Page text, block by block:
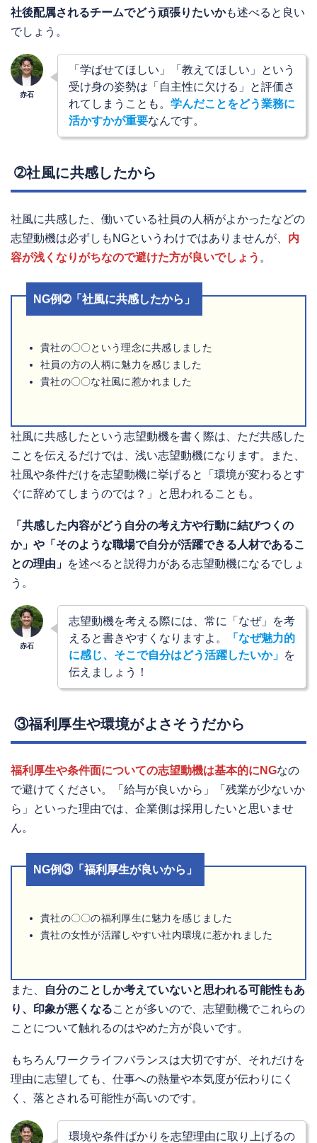
社後配属されるチームでどう頑張りたいかも述べると良い
でしょう。
「学ばせてほしい」「教えてほしい」という
受け身の姿勢は「自主性に欠ける」と評価さ
れてしまうことも。 学んだことをどう業務に
活かすかが重要なんです。
➁社風に共感したから
社風に共感した、働いている社員の人柄がよかったなどの
志望動機は必ずしもNGというわけではありませんが、 内
容が浅くなりがちなので避けた方が良いでしょう 。
NG例➁「社風に共感したから」
貴社の〇〇という理念に共感しました
社員の方の人柄に魅力を感じました
貴社の〇〇な社風に惹かれました
社風に共感したという志望動機を書く際は、ただ共感した
ことを伝えるだけでは、浅い志望動機になります。また、
社風や条件だけを志望動機に挙げると「環境が変わるとす
ぐに辞めてしまうのでは？」と思われることも。
「共感した内容がどう自分の考え方や行動に結びつくの
か」や「そのような職場で自分が活躍できる人材であるこ
との理由」 を述べると説得力がある志望動機になるでしょ
う。
志望動機を考える際には、常に「なぜ」を考
えると書きやすくなりますよ。
「なぜ魅力的
に感じ、そこで自分はどう活躍したいか」 を
伝えましょう！
③福利厚生や環境がよさそうだから
福利厚生や条件面についての志望動機は基本的にNGなの
で避けてください。「給与が良いから」「残業が少ないか
ら」といった理由では、企業側は採用したいと思いませ
ん。
NG例③「福利厚生が良いから」
貴社の〇〇の福利厚生に魅力を感じました
貴社の女性が活躍しやすい社内環境に惹かれました
また、
自分のことしか考えていないと思われる可能性もあ
り、印象が悪くなることが多いので、志望動機でこれらの
ことについて触れるのはやめた方が良いです。
もちろんワークライフバランスは大切ですが、それだけを
理由に志望しても、仕事への熱量や本気度が伝わりにく
く、落とされる可能性が高いのです。
環境や条件ばかりを志望理由に取り上げるの